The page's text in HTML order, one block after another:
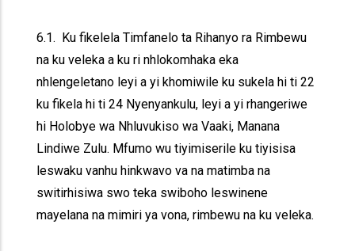
6.1. Ku fikelela Timfanelo ta Rihanyo ra Rimbewu
na ku veleka a ku ri nhlokomhaka eka
nhlengeletano leyi a yi khomiwile ku sukela hi ti 22
ku fikela hi ti 24 Nyenyankulu, leyi a yi rhangeriwe
hi Holobye wa Nhluvukiso wa Vaaki, Manana
Lindiwe Zulu. Mfumo wu tiyimiserile ku tiyisisa
leswaku vanhu hinkwavo va na matimba na
switirhisiwa swo teka swiboho leswinene
mayelana na mimiri ya vona, rimbewu na ku veleka.